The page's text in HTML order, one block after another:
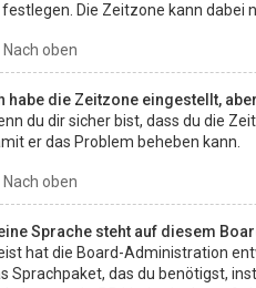
festlegen. Die Zeitzone kann
Nach oben
habe die Zeitzone eingestellt,
du dir sicher bist, dass du die
er das Problem beheben kann.
Nach oben
Sprache steht auf diesem
hat die Board-Administration
Sprachpaket, das du benötigst,